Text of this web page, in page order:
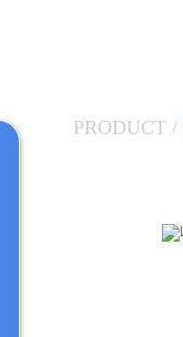
PRODUCT /